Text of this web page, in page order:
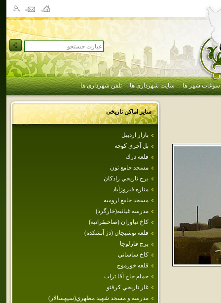
سوغات شهر ها سایت شهرداری ها تلفن شهرداری ها
سایر اماکن تاریخی
بازار اردبيل
پل‌ آجري‌ كوچه‌
قلعه‌ دزك
مسجد جامع تون
برج تاريخي رادكان
مناره فيروزآباد
مسجد جامع اروميه
مدرسه غياثيه(خارگرد)
كاخ نياوران (صاحبقرانيه)
قلعه‌ نوشيجان‌ (دژ آتشكده‌)
برج قارلوجا
كاخ ساساني
قلعه خورموج
حمام حاج آقا تراب
غار تاريخي كرفتو
مدرسه و مسجد شهيد مطهري(سپهسالار)